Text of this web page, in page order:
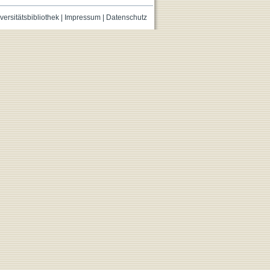
| Impressum| Datenschutz